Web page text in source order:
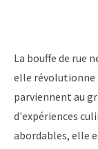
La bouffe de rue
elle révolutionne
parviennent au
d'expériences
abordables, elle